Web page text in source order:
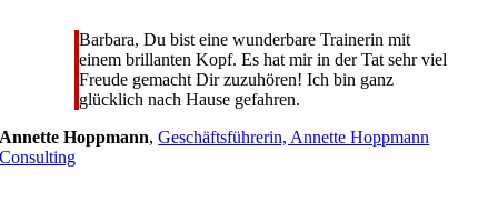
Barbara, Du bist eine wunderbare Trainerin mit
einem brillanten Kopf. Es hat mir in der Tat sehr viel
Freude gemacht Dir zuzuhören! Ich bin ganz
glücklich nach Hause gefahren.
Annette Hoppmann,Geschäftsführerin, Annette Hoppmann
Consulting